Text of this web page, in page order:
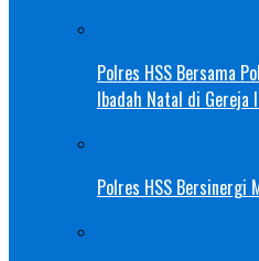
Polres HSS Bersama
Ibadah Natal di Gereja
Polres HSS Bersinergi